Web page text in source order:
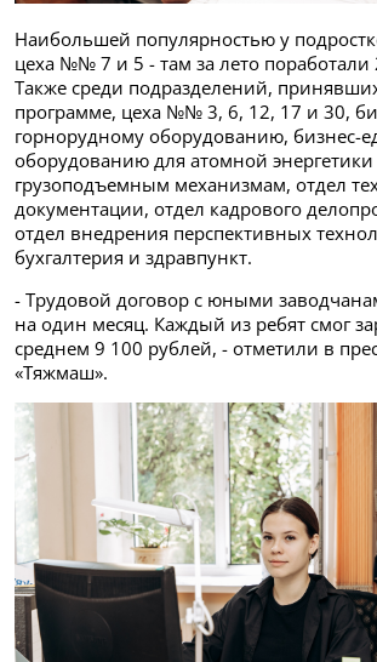
Наибольшей популярностью у
цеха №№ 7 и 5 - там за лето поработали
Также среди подразделений,
программе, цеха №№ 3, 6, 12, 17 и 30,
горнорудному оборудованию, бизнес-
оборудованию для атомной
грузоподъемным механизмам, отдел
документации, отдел кадрового
отдел внедрения перспективных
бухгалтерия и здравпункт.
- Трудовой договор с юными
на один месяц. Каждый из ребят смог
среднем 9 100 рублей, - отметили в
«Тяжмаш».